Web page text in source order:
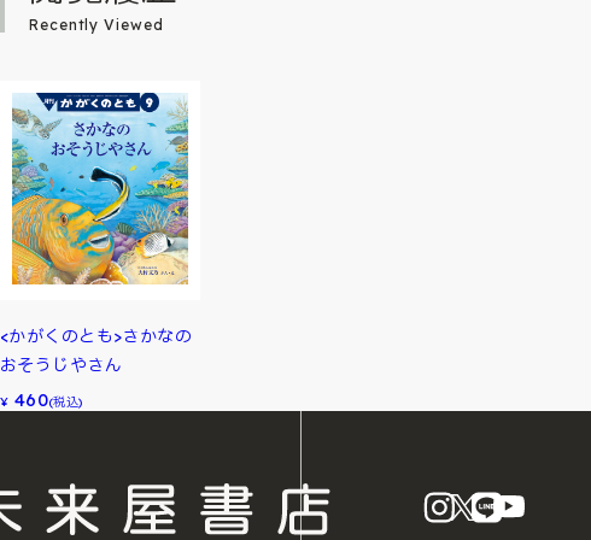
Recently Viewed
<かがくのとも>さかなの
おそうじやさん
¥ 460(税込)
instagram
X LINE